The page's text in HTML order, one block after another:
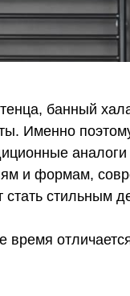
банный
Именно
аналоги
и формам,
стильным
время